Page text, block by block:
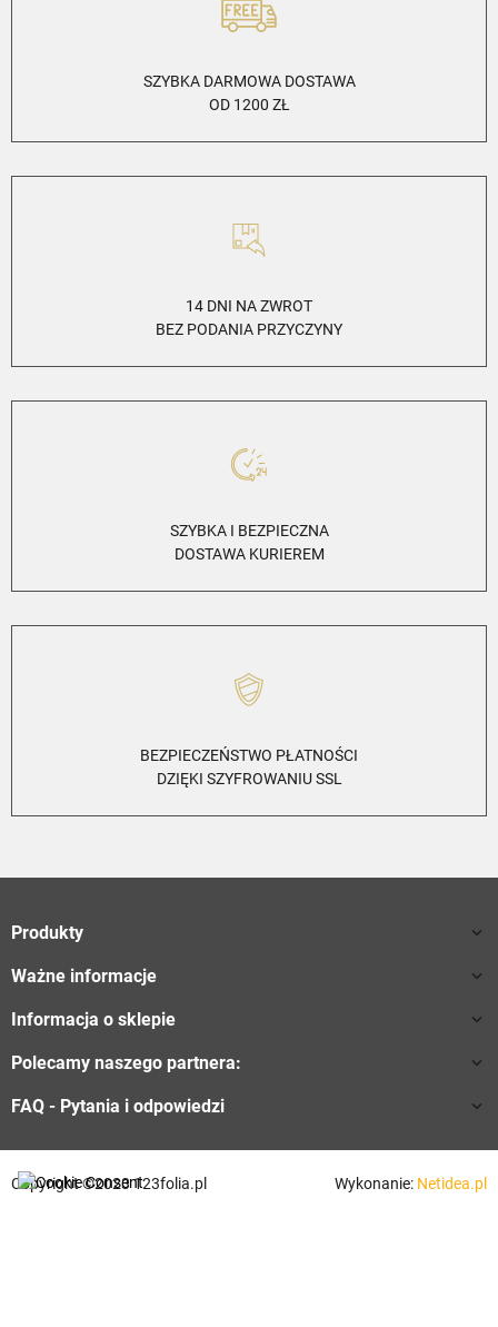
SZYBKA DARMOWA DOSTAWA
OD 1200 ZŁ
14 DNI NA ZWROT
BEZ PODANIA PRZYCZYNY
SZYBKA I BEZPIECZNA
DOSTAWA KURIEREM
BEZPIECZEŃSTWO PŁATNOŚCI
DZIĘKI SZYFROWANIU SSL
Produkty 
Ważne informacje 
Informacja o sklepie 
Polecamy naszego partnera: 
FAQ - Pytania i odpowiedzi 
Copyright ©2023 123folia.pl Wykonanie: Netidea.pl